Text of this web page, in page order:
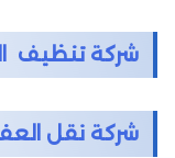
شركة تنظيف
شركة نقل